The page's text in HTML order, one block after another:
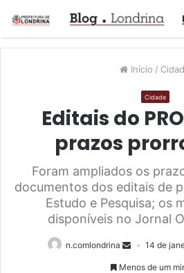
Início /
Cidade
Editais do
prazos
Foram ampliados os
documentos dos editais de
Estudo e Pesquisa; os
disponíveis no Jornal
n.comlondrina 14 de
Menos de um